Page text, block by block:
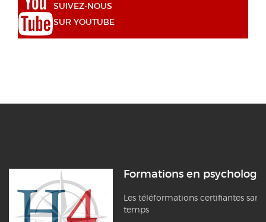
SUIVEZ-NOUS
SUR YOUTUBE
Formations en psychologie
Les téléformations certifiantes
temps